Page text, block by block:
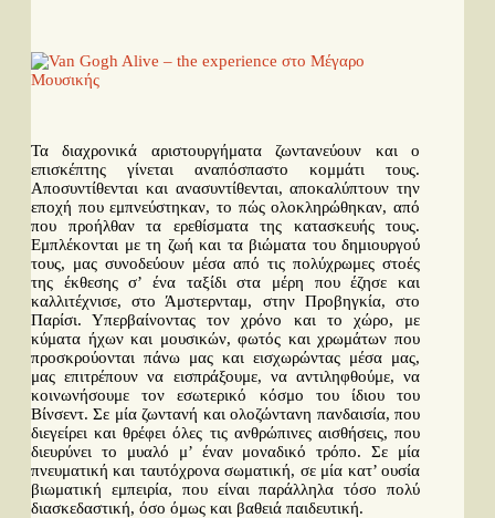
Τα διαχρονικά αριστουργήματα ζωντανεύουν και ο
επισκέπτης γίνεται αναπόσπαστο κομμάτι τους.
Αποσυντίθενται και ανασυντίθενται, αποκαλύπτουν την
εποχή που εμπνεύστηκαν, το πώς ολοκληρώθηκαν, από
που προήλθαν τα ερεθίσματα της κατασκευής τους.
Εμπλέκονται με τη ζωή και τα βιώματα του δημιουργού
τους, μας συνοδεύουν μέσα από τις πολύχρωμες στοές
της έκθεσης σ’ ένα ταξίδι στα μέρη που έζησε και
καλλιτέχνισε, στο Άμστερνταμ, στην Προβηγκία, στο
Παρίσι. Υπερβαίνοντας τον χρόνο και το χώρο, με
κύματα ήχων και μουσικών, φωτός και χρωμάτων που
προσκρούονται πάνω μας και εισχωρώντας μέσα μας,
μας επιτρέπουν να εισπράξουμε, να αντιληφθούμε, να
κοινωνήσουμε τον εσωτερικό κόσμο του ίδιου του
Βίνσεντ. Σε μία ζωντανή και ολοζώντανη πανδαισία, που
διεγείρει και θρέφει όλες τις ανθρώπινες αισθήσεις, που
διευρύνει το μυαλό μ’ έναν μοναδικό τρόπο. Σε μία
πνευματική και ταυτόχρονα σωματική, σε μία κατ’ ουσία
βιωματική εμπειρία, που είναι παράλληλα τόσο πολύ
διασκεδαστική, όσο όμως και βαθειά παιδευτική.